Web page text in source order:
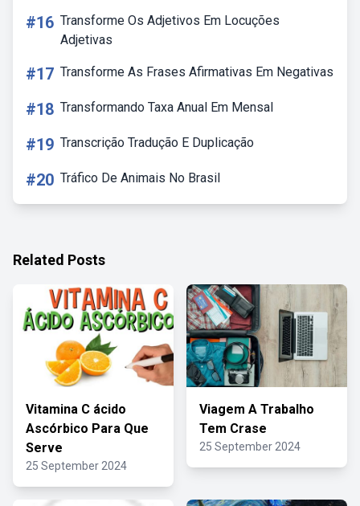
#16 Transforme Os Adjetivos Em Locuções
Adjetivas
#17 Transforme As Frases Afirmativas Em Negativas
#18 Transformando Taxa Anual Em Mensal
#19 Transcrição Tradução E Duplicação
#20 Tráfico De Animais No Brasil
Related Posts
Vitamina C ácido
Ascórbico Para Que
Serve
25 September 2024
Viagem A Trabalho
Tem Crase
25 September 2024